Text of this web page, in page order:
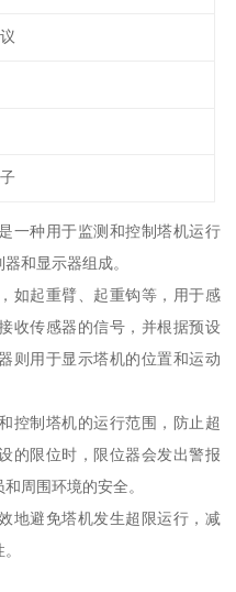
一种用于监测和控制塔机运行
和显示器组成。
如起重臂、起重钩等，用于感
收传感器的信号，并根据预设
则用于显示塔机的位置和运动
控制塔机的运行范围，防止超
的限位时，限位器会发出警报
周围环境的安全。
地避免塔机发生超限运行，减